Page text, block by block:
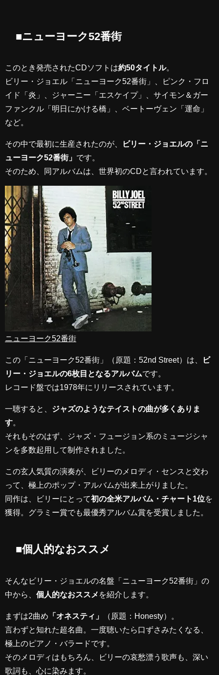
■ニューヨーク52番街
このとき発売されたCDソフトは約50タイトル。
ビリー・ジョエル「ニューヨーク52番街」、ピンク・フロ
イド「炎」、ジャーニー「エスケイプ」、サイモン＆ガー
ファンクル「明日にかける橋」、ベートーヴェン「運命」
など。
その中で最初に生産されたのが、
ビリー・ジョエルの「ニ
ューヨーク52番街」 です。
そのため、同アルバムは、世界初のCDと言われています。
ニューヨーク52番街
この「ニューヨーク52番街」（原題：52nd Street）は、
ビ
リー・ジョエルの6枚目となるアルバムです。
レコード盤では1978年にリリースされています。
一聴すると、 ジャズのようなテイストの曲が多くありま
す。
それもそのはず、ジャズ・フュージョン系のミュージシャ
ンを多数起用して制作されました。
この玄人気質の演奏が、ビリーのメロディ・センスと交わ
って、極上のポップ・アルバムが出来上がりました。
同作は、ビリーにとって初の全米アルバム・チャート1位を
獲得。グラミー賞でも最優秀アルバム賞を受賞しました。
■個人的なおススメ
そんなビリー・ジョエルの名盤「ニューヨーク52番街」の
中から、 個人的なおススメ を紹介します。
まずは2曲め 「オネスティ」
（原題：Honesty）。
言わずと知れた超名曲。一度聴いたら口ずさみたくなる、
極上のピアノ・バラードです。
そのメロディはもちろん、ビリーの哀愁漂う歌声も、深い
歌詞も、心に染みます。